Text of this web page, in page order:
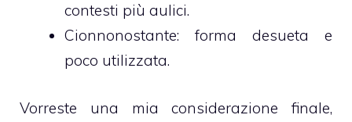
contesti più aulici.
Cionnonostante: forma desueta e
poco utilizzata.
Vorreste una mia considerazione finale,